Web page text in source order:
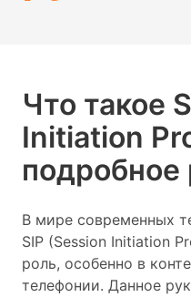
Что такое
Initiation
подробное
В мире современных
SIP (Session Initiation
роль, особенно в
телефонии. Данное